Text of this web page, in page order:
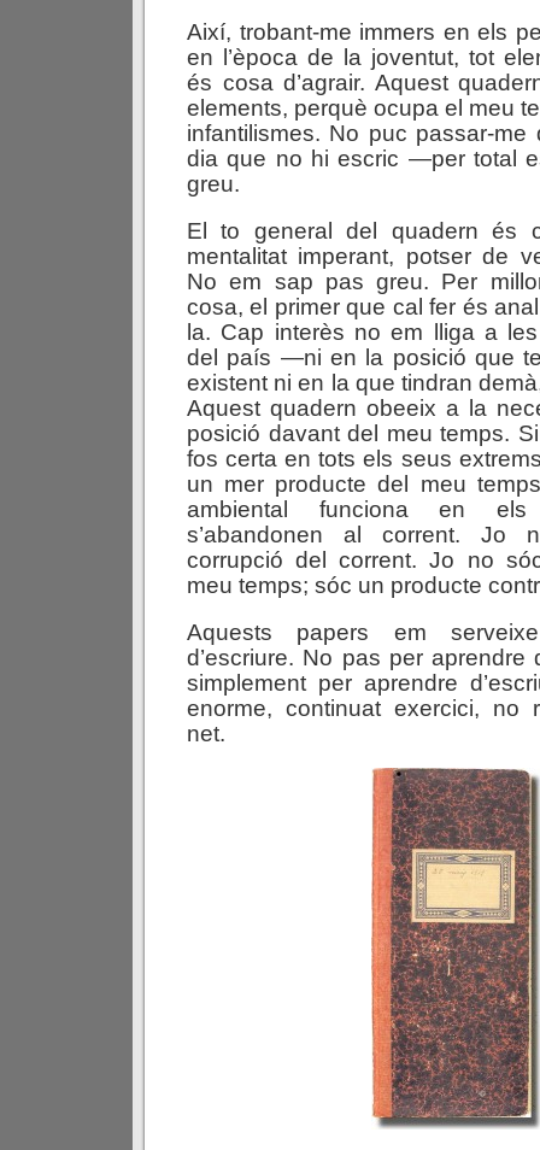
Així, trobant-me immers en els
en l’època de la joventut, tot
és cosa d’agrair. Aquest
elements, perquè ocupa el meu
infantilismes. No puc passar-
dia que no hi escric —per total
greu.
El to general del quadern és
mentalitat imperant, potser de
No em sap pas greu. Per
cosa, el primer que cal fer és
la. Cap interès no em lliga a
del país —ni en la posició que
existent ni en la que tindran
Aquest quadern obeeix a la
posició davant del meu temps.
fos certa en tots els seus
un mer producte del meu
ambiental funciona en els
s’abandonen al corrent. Jo
corrupció del corrent. Jo no
meu temps; sóc un producte
Aquests papers em
d’escriure. No pas per aprendre
simplement per aprendre
enorme, continuat exercici, no
net.